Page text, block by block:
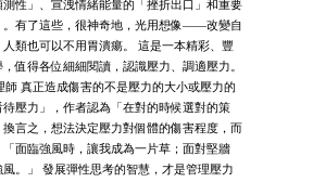
性」、宣洩情緒能量的「挫折出口」和重要
。有了這些，很神奇地，光用想像——改變自
類也可以不用胃潰瘍。 這是一本精彩、豐
值得各位細細閱讀，認識壓力、調適壓力。
真正造成傷害的不是壓力的大小或壓力的
壓力」，作者認為「在對的時候選對的策
言之，想法決定壓力對個體的傷害程度，而
「面臨強風時，讓我成為一片草；面對堅牆
。」 發展彈性思考的智慧，才是管理壓力